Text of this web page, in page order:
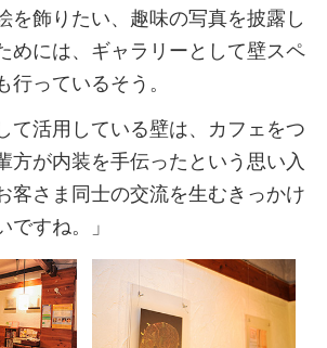
を飾りたい、趣味の写真を披露し
めには、ギャラリーとして壁スペ
行っているそう。
て活用している壁は、カフェをつ
方が内装を手伝ったという思い入
客さま同士の交流を生むきっかけ
ですね。」